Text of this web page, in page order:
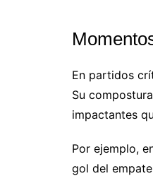
En partidos
Su
impactantes
Por ejemplo,
gol del